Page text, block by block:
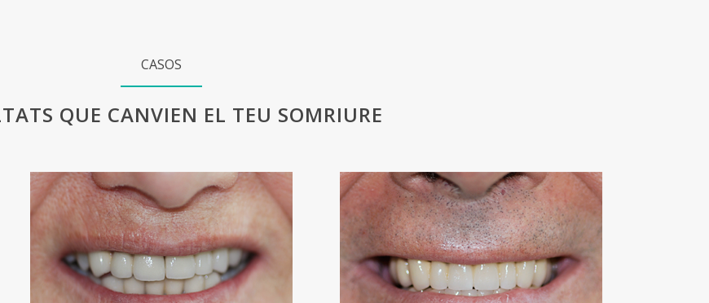
CASOS
QUE CANVIEN EL TEU SOMRIURE